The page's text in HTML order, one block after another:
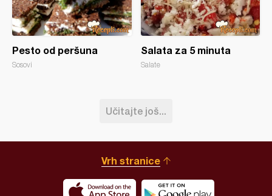
Pesto od peršuna
Sosovi
Salata za 5 minuta
Salate
Učitajte još...
Vrh stranice